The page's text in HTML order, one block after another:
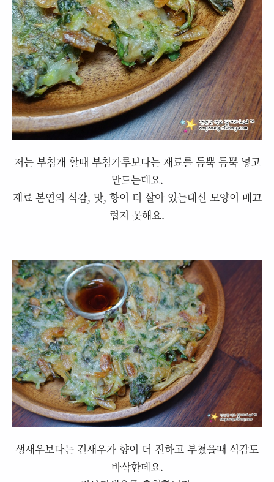
저는 부침개 할때 부침가루보다는 재료를 듬뿍 듬뿍 넣고
만드는데요.
재료 본연의 식감, 맛, 향이 더 살아 있는대신 모양이 매끄
럽지 못해요.
생새우보다는 건새우가 향이 더 진하고 부쳤을때 식감도
바삭한데요.